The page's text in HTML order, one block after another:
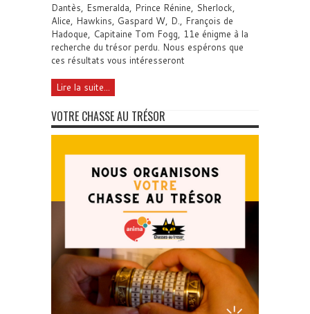
Dantès, Esmeralda, Prince Rénine, Sherlock,
Alice, Hawkins, Gaspard W, D., François de
Hadoque, Capitaine Tom Fogg, 11e énigme à la
recherche du trésor perdu. Nous espérons que
ces résultats vous intéresseront
Lire la suite...
VOTRE CHASSE AU TRÉSOR